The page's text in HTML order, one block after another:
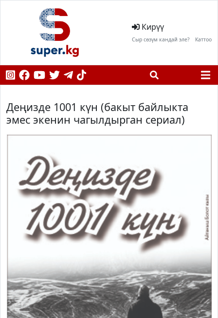
Кирүү
Сыр сөзүм кандай эле? Каттоо
Деңизде 1001 күн (бакыт байлыкта
эмес экенин чагылдырган сериал)